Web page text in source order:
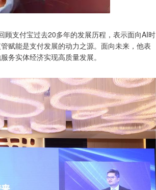
顾支付宝过去20多年的发展历程，表示面向AI时
赋能是支付发展的动力之源。面向未来，他表
务实体经济实现高质量发展。